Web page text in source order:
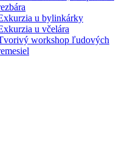
u bylinkárky
u včelára
workshop ľudových